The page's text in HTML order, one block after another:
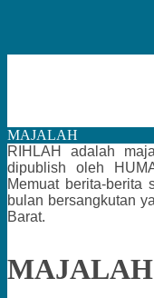
MAJALAH
RIHLAH adalah
dipublish oleh
Memuat berita-berita
bulan bersangkutan
Barat.
MAJALAH